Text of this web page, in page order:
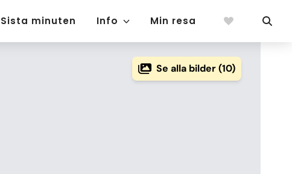
Sista minuten Info Min resa
Se alla bilder (10)